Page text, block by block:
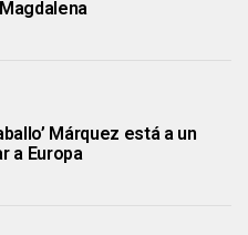
Márquez está a un
a Europa